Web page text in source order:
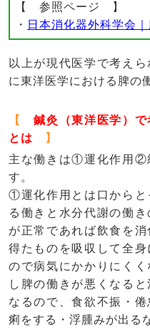
【 参照ページ 】
・ 日本消化器外科学会
以上が現代医学で考え
に東洋医学における脾の
【鍼灸（東洋医学）
とは
】
主な働きは①運化作用②
す。
①運化作用とは口からと
る働きと水分代謝の働
が正常であれば飲食を
得たものを吸収して全
ので病気にかかりにく
し脾の働きが悪くなる
なるので、食欲不振・
痢をする・浮腫みが出る